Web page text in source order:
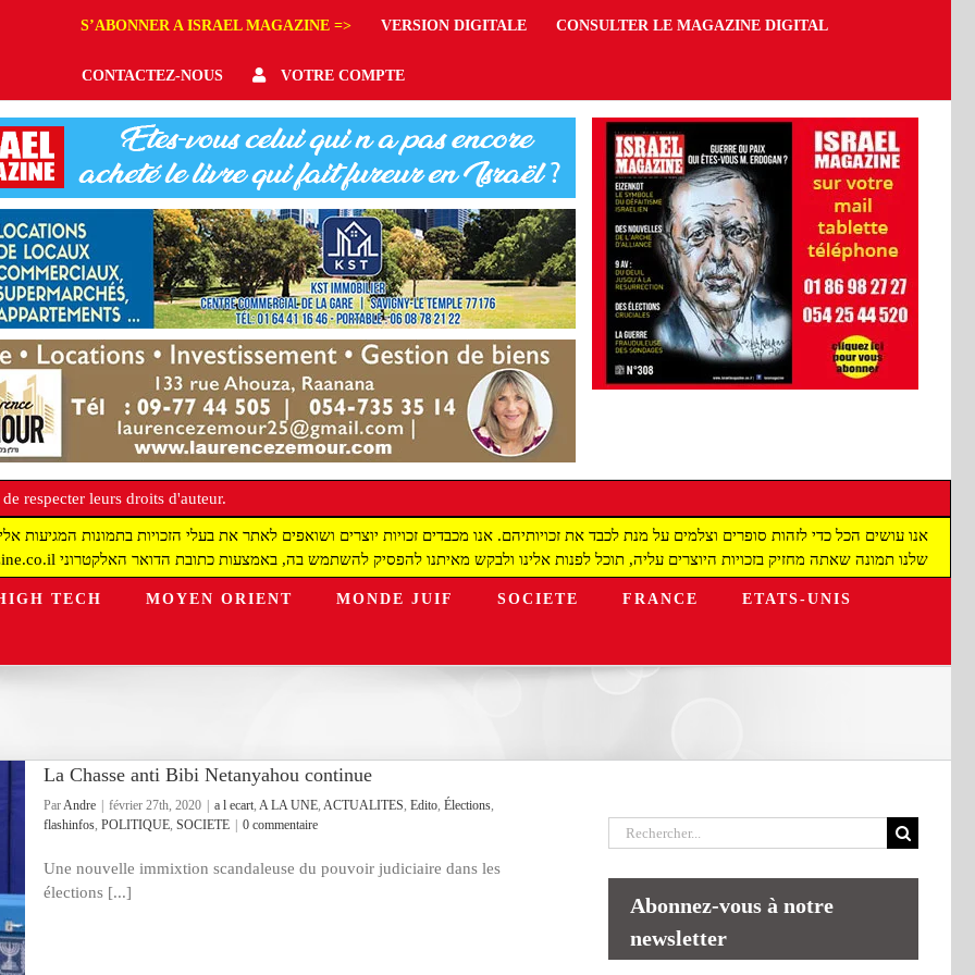
S’ABONNER A ISRAEL MAGAZINE => VERSION DIGITALE CONSULTER LE MAGAZINE DIGITAL
CONTACTEZ-NOUS VOTRE COMPTE
respecter leurs droits d'auteur.
redaction@israelmagazine.co.il שלנו תמונה שאתה מחזיק בזכויות היוצרים עליה, תוכל לפנות אלינו ולבקש מאיתנו להפסיק להשתמש בה, באמצעות כתובת הדואר האלקטרוני
TECH MOYEN ORIENT MONDE JUIF SOCIETE FRANCE ETATS-UNIS
La Chasse anti Bibi Netanyahou continue
ParAndre février 27th, 2020 a l ecart, A LA UNE, ACTUALITES, Edito, Élections,
flashinfos, POLITIQUE, SOCIETE 0 commentaire
Une nouvelle immixtion scandaleuse du pouvoir judiciaire dans les
élections [...]
Rechercher:
Abonnez-vous à notre
newsletter